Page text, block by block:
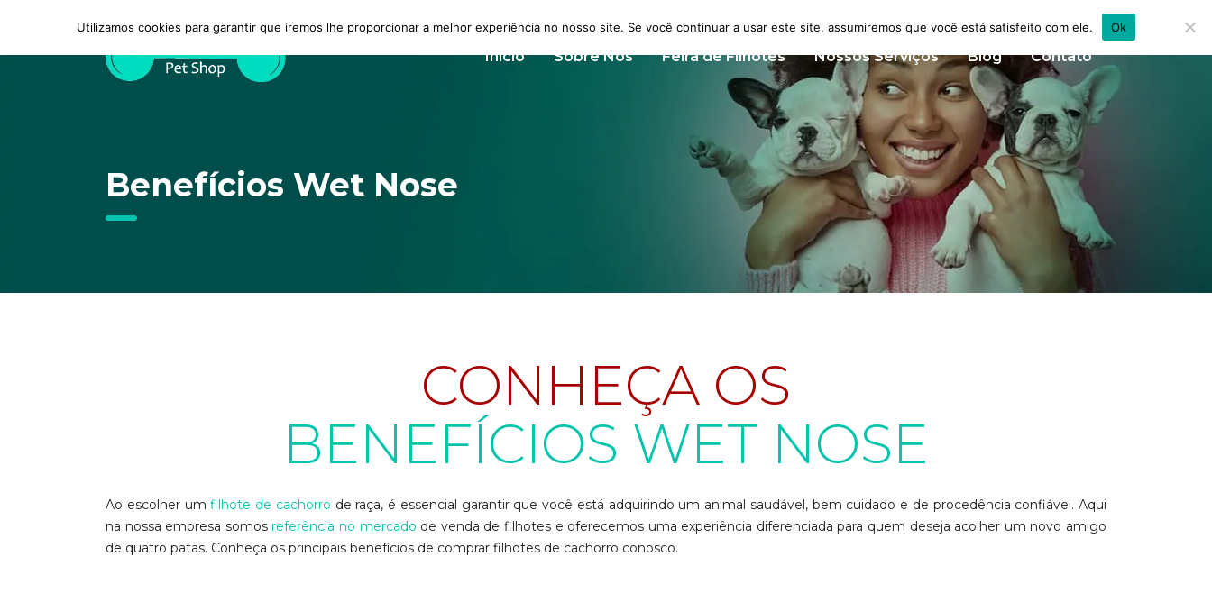
Início Sobre Nós Feira de Filhotes Nossos Serviços Blog Contato
Benefícios Wet Nose
CONHEÇA OS
BENEFÍCIOS WET NOSE
Ao escolher umfilhote de cachorro de raça, é essencial garantir que você está adquirindo um animal saudável, bem cuidado e de procedência confiável. Aqui
na nossa empresa somosreferência no mercado de venda de filhotes e oferecemos uma experiência diferenciada para quem deseja acolher um novo amigo
de quatro patas. Conheça os principais benefícios de comprar filhotes de cachorro conosco.
Utilizamos cookies para garantir que iremos lhe proporcionar a melhor experiência no nosso site. Se você continuar a usar este site, assumiremos que você está satisfeito com ele. Ok